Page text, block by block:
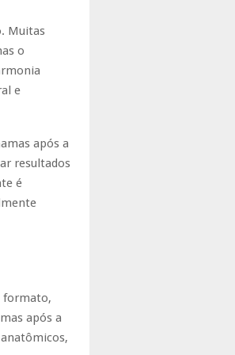
Muitas
o
e
após a
resultados
é
formato,
após a